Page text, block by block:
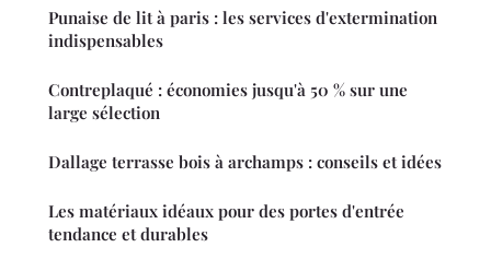
Punaise de lit à paris : les services d'extermination
indispensables
Contreplaqué : économies jusqu'à 50 % sur une
large sélection
Dallage terrasse bois à archamps : conseils et idées
Les matériaux idéaux pour des portes d'entrée
tendance et durables